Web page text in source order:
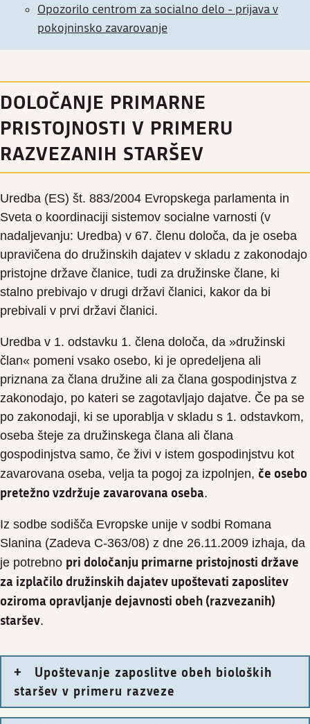
Opozorilo centrom za socialno delo - prijava v
pokojninsko zavarovanje
DOLOČANJE PRIMARNE
PRISTOJNOSTI V PRIMERU
RAZVEZANIH STARŠEV
Uredba (ES) št. 883/2004 Evropskega parlamenta in
Sveta o koordinaciji sistemov socialne varnosti (v
nadaljevanju: Uredba) v 67. členu določa, da je oseba
upravičena do družinskih dajatev v skladu z zakonodajo
pristojne države članice, tudi za družinske člane, ki
stalno prebivajo v drugi državi članici, kakor da bi
prebivali v prvi državi članici.
Uredba v 1. odstavku 1. člena določa, da »družinski
član« pomeni vsako osebo, ki je opredeljena ali
priznana za člana družine ali za člana gospodinjstva z
zakonodajo, po kateri se zagotavljajo dajatve. Če pa se
po zakonodaji, ki se uporablja v skladu s 1. odstavkom,
oseba šteje za družinskega člana ali člana
gospodinjstva samo, če živi v istem gospodinjstvu kot
zavarovana oseba, velja ta pogoj za izpolnjen, če osebo
pretežno vzdržuje zavarovana oseba.
Iz sodbe sodišča Evropske unije v sodbi Romana
Slanina (Zadeva C-363/08) z dne 26.11.2009 izhaja, da
je potrebno pri določanju primarne pristojnosti države
za izplačilo družinskih dajatev upoštevati zaposlitev
oziroma opravljanje dejavnosti obeh (razvezanih)
staršev.
Upoštevanje zaposlitve obeh bioloških
staršev v primeru razveze